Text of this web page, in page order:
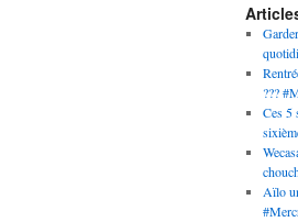
???
Ces 5
Aïlo